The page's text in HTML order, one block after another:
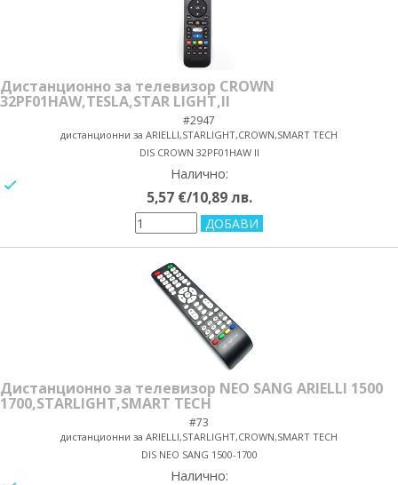
Дистанционно за телевизор CROWN
32PF01HAW,TESLA,STAR LIGHT,II
#2947
дистанционни за ARIELLI,STARLIGHT,CROWN,SMART TECH
DIS CROWN 32PF01HAW II
Налично:
5,57 €/10,89 лв.
Дистанционно за телевизор NEO SANG ARIELLI 1500
1700,STARLIGHT,SMART TECH
#73
дистанционни за ARIELLI,STARLIGHT,CROWN,SMART TECH
DIS NEO SANG 1500-1700
Налично: